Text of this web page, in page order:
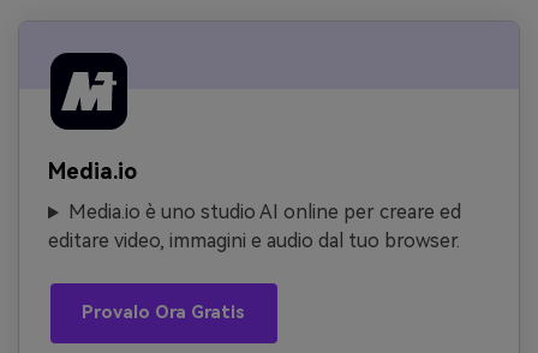
Media.io
Media.io è uno studio AI online per creare ed
editare video, immagini e audio dal tuo browser.
Provalo Ora Gratis